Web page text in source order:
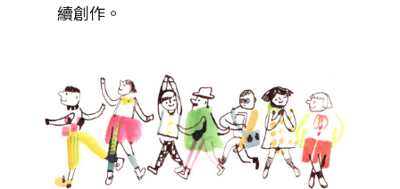
續創作。